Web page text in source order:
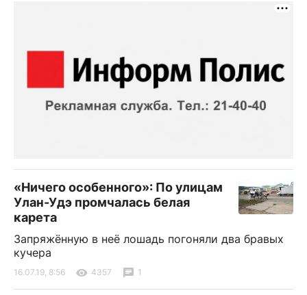
«Ничего особенного»: По улицам
Улан-Удэ промчалась белая
карета
Запряжённую в неё лошадь погоняли два бравых
кучера
16.07.19, 8:56 4357 1